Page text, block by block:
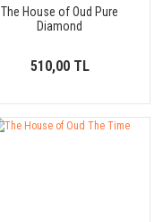
The House of Oud Pure
Diamond
510,00 TL